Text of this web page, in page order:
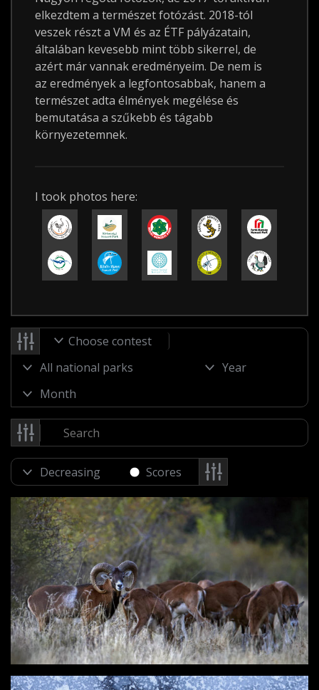
elkezdtem a természet fotózást. 2018-tól
veszek részt a VM és az ÉTF pályázatain,
általában kevesebb mint több sikerrel, de
azért már vannak eredményeim. De nem is
az eredmények a legfontosabbak, hanem a
természet adta élmények megélése és
bemutatása a szűkebb és tágabb
környezetemnek.
I took photos here:
Choose contest
Scores